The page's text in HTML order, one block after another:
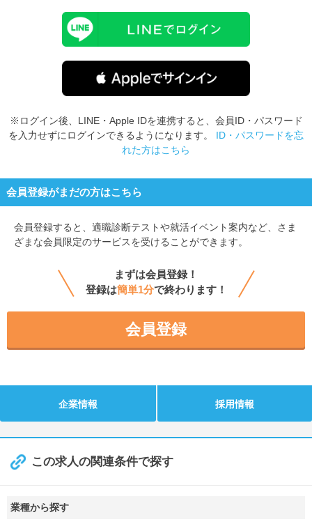
※ログイン後、LINE・Apple IDを連携すると、会員ID・パスワード
を入力せずにログインできるようになります。 ID・パスワードを忘
れた方はこちら
会員登録がまだの方はこちら
会員登録すると、 適職診断テストや就活イベント案内など、さま
ざまな会員限定のサービスを受けることができます。
まずは会員登録！
登録は簡単1分で終わります！
会員登録
企業情報 採用情報
この求人の関連条件で探す
業種から探す